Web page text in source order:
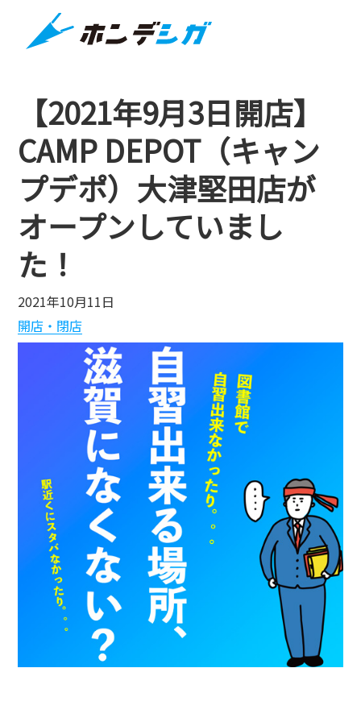
【2021年9月3日開店】
CAMP DEPOT（キャン
プデポ）大津堅田店が
オープンしていまし
た！
2021年10月11日
開店・閉店